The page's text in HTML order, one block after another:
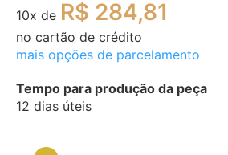
10x de R$ 284,81
no cartão de crédito
mais opções de parcelamento
Tempo para produção da peça
12 dias úteis